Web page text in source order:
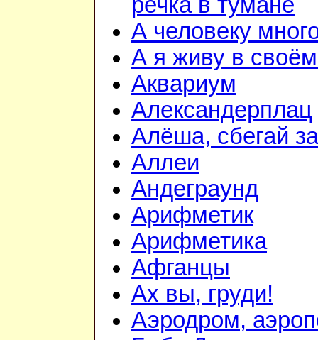
речка в тумане
А человеку
А я живу в своём
Аквариум
Александерплац
Алёша, сбегай
Аллеи
Андеграунд
Арифметик
Арифметика
Афганцы
Ах вы, груди!
Аэродром,